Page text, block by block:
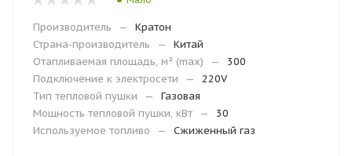
Производитель —
Кратон
Страна-производитель
—
Китай
Отапливаемая площадь, м² (max)
—
300
Подключение к электросети
—
220V
Тип тепловой пушки
—
Газовая
Мощность тепловой пушки, кВт
—
30
Используемое топливо
— Сжиженный газ